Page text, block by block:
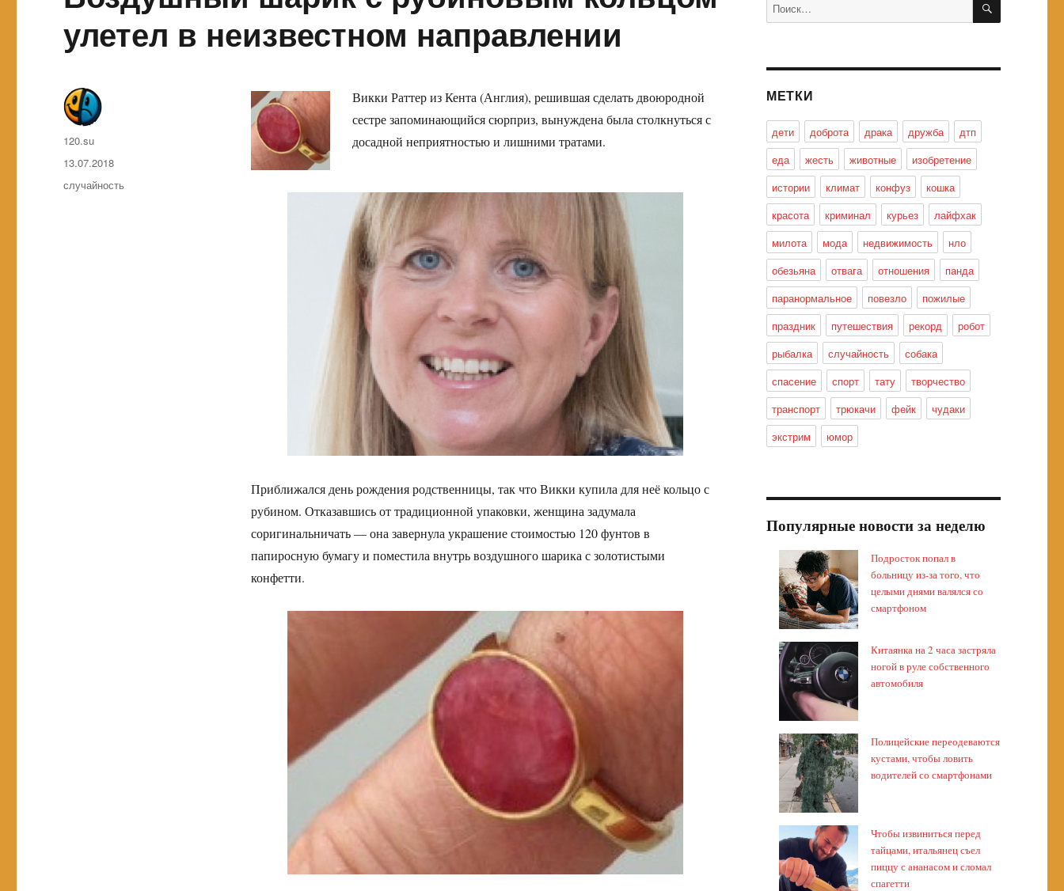
улетел в неизвестном направлении
Викки Раттер из Кента (Англия), решившая сделать двоюродной
сестре запоминающийся сюрприз, вынуждена была столкнуться с
досадной неприятностью и лишними тратами.
Приближался день рождения родственницы, так что Викки купила для неё кольцо с
рубином. Отказавшись от традиционной упаковки, женщина задумала
соригинальничать — она завернула украшение стоимостью 120 фунтов в
папиросную бумагу и поместила внутрь воздушного шарика с золотистыми
конфетти.
Автор
120.su
Опубликовано
13.07.2018
Метки
случайность
МЕТКИ
дети доброта драка дружба
дтп
еда
жесть животные
изобретение
истории
климат конфуз
кошка
красота
криминал курьез
лайфхак
милота
мода недвижимость
нло
обезьяна
отвага отношения
панда
паранормальное
повезло
пожилые
праздник
путешествия рекорд
робот
рыбалка
случайность
собака
спасение
спорт тату
творчество
транспорт
трюкачи фейк
чудаки
экстрим
юмор
Популярные новости за неделю
Подросток попал в
больницу из-за того, что
целыми днями валялся со
смартфоном
Китаянка на 2 часа застряла
ногой в руле собственного
автомобиля
Полицейские переодеваются
кустами, чтобы ловить
водителей со смартфонами
Чтобы извиниться перед
тайцами, итальянец съел
пиццу с ананасом и сломал
спагетти